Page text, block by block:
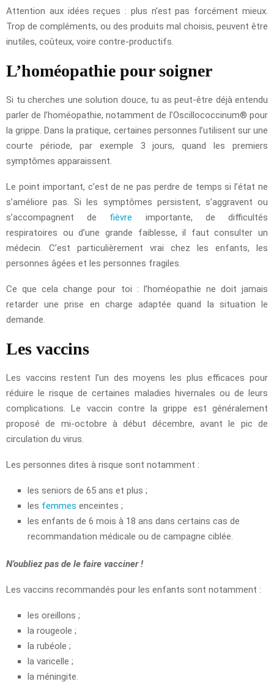
Attention aux idées reçues : plus n’est pas forcément mieux.
Trop de compléments, ou des produits mal choisis, peuvent être
inutiles, coûteux, voire contre-productifs.
L’homéopathie pour soigner
Si tu cherches une solution douce, tu as peut-être déjà entendu
parler de l’homéopathie, notamment de l’Oscillococcinum® pour
la grippe. Dans la pratique, certaines personnes l’utilisent sur une
courte période, par exemple 3 jours, quand les premiers
symptômes apparaissent.
Le point important, c’est de ne pas perdre de temps si l’état ne
s’améliore pas. Si les symptômes persistent, s’aggravent ou
s’accompagnent de fièvre importante, de difficultés
respiratoires ou d’une grande faiblesse, il faut consulter un
médecin. C’est particulièrement vrai chez les enfants, les
personnes âgées et les personnes fragiles.
Ce que cela change pour toi : l’homéopathie ne doit jamais
retarder une prise en charge adaptée quand la situation le
demande.
Les vaccins
Les vaccins restent l’un des moyens les plus efficaces pour
réduire le risque de certaines maladies hivernales ou de leurs
complications. Le vaccin contre la grippe est généralement
proposé de mi-octobre à début décembre, avant le pic de
circulation du virus.
Les personnes dites à risque sont notamment :
les seniors de 65 ans et plus ;
les femmes enceintes ;
les enfants de 6 mois à 18 ans dans certains cas de
recommandation médicale ou de campagne ciblée.
N’oubliez pas de le faire vacciner !
Les vaccins recommandés pour les enfants sont notamment :
les oreillons ;
la rougeole ;
la rubéole ;
la varicelle ;
la méningite.